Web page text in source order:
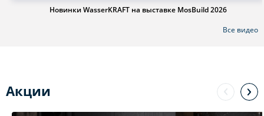
Новинки WasserKRAFT на выставке MosBuild 2026
Все видео
Акции